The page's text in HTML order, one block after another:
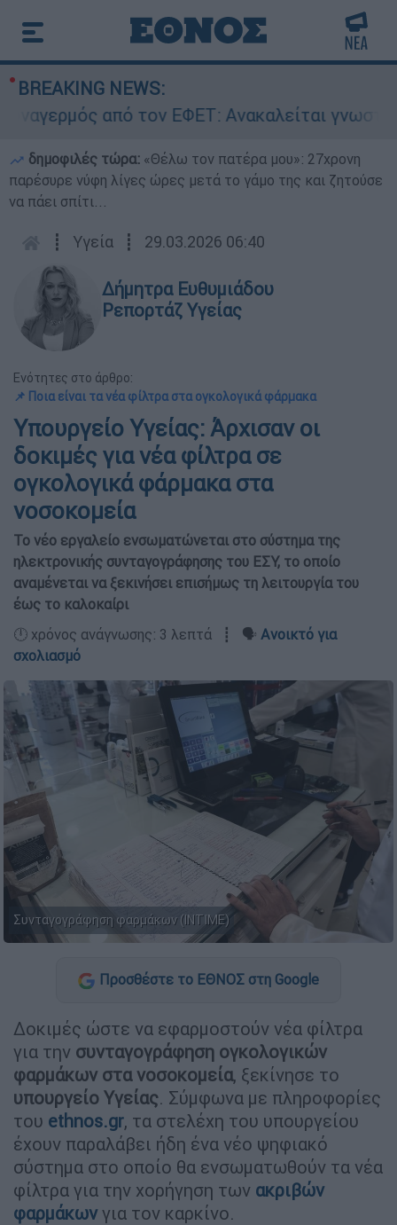
BREAKING NEWS:
από τον ΕΦΕΤ: Ανακαλείται γνωστή
δημοφιλές τώρα: «Θέλω τον πατέρα μου»: 27χρονη
παρέσυρε νύφη λίγες ώρες μετά το γάμο της και ζητούσε
να πάει σπίτι...
┋ Υγεία ┋ 29.03.2026 06:40
Δήμητρα Ευθυμιάδου
Ρεπορτάζ Υγείας
Ενότητες στο άρθρο:
📌 Ποια είναι τα νέα φίλτρα στα ογκολογικά φάρμακα
Υπουργείο Υγείας: Άρχισαν οι
δοκιμές για νέα φίλτρα σε
ογκολογικά φάρμακα στα
νοσοκομεία
Το νέο εργαλείο ενσωματώνεται στο σύστημα της
ηλεκτρονικής συνταγογράφησης του ΕΣΥ, το οποίο
αναμένεται να ξεκινήσει επισήμως τη λειτουργία του
έως το καλοκαίρι
🕛 χρόνος ανάγνωσης: 3 λεπτά ┋ 🗣️ Ανοικτό για
σχολιασμό
Συνταγογράφηση φαρμάκων (ΙΝΤΙΜΕ)
Προσθέστε το ΕΘΝΟΣ στη Google
Δοκιμές ώστε να εφαρμοστούν νέα φίλτρα
για την συνταγογράφηση ογκολογικών
φαρμάκων στα νοσοκομεία, ξεκίνησε το
υπουργείο Υγείας. Σύμφωνα με πληροφορίες
του ethnos.gr, τα στελέχη του υπουργείου
έχουν παραλάβει ήδη ένα νέο ψηφιακό
σύστημα στο οποίο θα ενσωματωθούν τα νέα
φίλτρα για την χορήγηση των ακριβών
φαρμάκωνγια τον καρκίνο.